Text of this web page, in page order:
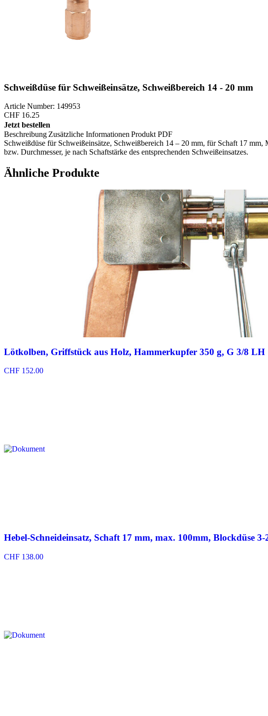
Schweißdüse für Schweißeinsätze, Schweißbereich 14 - 20 mm
Article Number: 149953
CHF 16.25
Jetzt bestellen
Beschreibung Zusätzliche Informationen Produkt PDF
Schweißdüse für Schweißeinsätze, Schweißbereich 14 – 20 mm, für Schaft 17
bzw. Durchmesser, je nach Schaftstärke des entsprechenden Schweißeinsatzes.
Ähnliche Produkte
Lötkolben, Griffstück aus Holz, Hammerkupfer 350 g, G 3/8 LH
CHF 152.00
Hebel-Schneideinsatz, Schaft 17 mm, max. 100mm, Blockdüse 3-
CHF 138.00